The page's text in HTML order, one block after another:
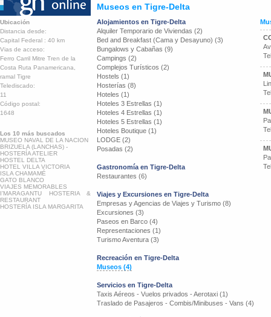
Museos en Tigre-Delta
Ubicación
Distancia desde:
Capital Federal : 40 km
Vias de acceso:
Ferro Carril Mitre Tren de la
Costa Ruta Panamericana,
ramal Tigre
Telediscado:
11
Código postal:
1648
Los 10 más buscados
MUSEO NAVAL DE LA NACION
BRIZUELA (LANCHAS) -
HOSTERÍA ATELIER
HOSTEL DELTA
HOTEL VILLA VICTORIA
ISLA CHAMAMÉ
GATO BLANCO
VIAJES MEMORABLES
I’MARAGANTU HOSTERIA &
RESTAURANT
HOSTERÍA ISLA MARGARITA
Alojamientos en Tigre-Delta
Alquiler Temporario de Viviendas (2)
Bed and Breakfast (Cama y Desayuno) (3)
Bungalows y Cabañas (9)
Campings (2)
Complejos Turísticos (2)
Hostels (1)
Hosterías (8)
Hoteles (1)
Hoteles 3 Estrellas (1)
Hoteles 4 Estrellas (1)
Hoteles 5 Estrellas (1)
Hoteles Boutique (1)
LODGE (2)
Posadas (2)
Gastronomía en Tigre-Delta
Restaurantes (6)
Viajes y Excursiones en Tigre-Delta
Empresas y Agencias de Viajes y Turismo (8)
Excursiones (3)
Paseos en Barco (4)
Representaciones (1)
Turismo Aventura (3)
Recreación en Tigre-Delta
Museos (4)
Servicios en Tigre-Delta
Taxis Aéreos - Vuelos privados - Aerotaxi (1)
Traslado de Pasajeros - Combis/Minibuses - Vans (4)